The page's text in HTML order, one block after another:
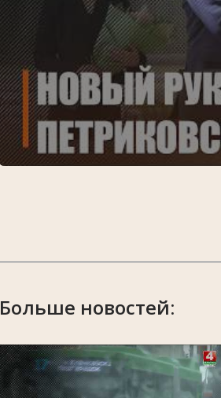
Больше новостей: